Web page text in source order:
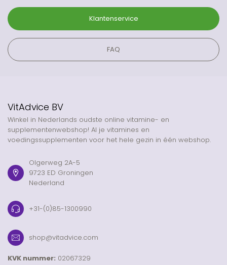
Klantenservice
FAQ
VitAdvice BV
Winkel in Nederlands oudste online vitamine- en
supplementenwebshop! Al je vitamines en
voedingssupplementen voor het hele gezin in één webshop.
Olgerweg 2A-5
9723 ED Groningen
Nederland
+31-(0)85-1300990
shop@vitadvice.com
KVK nummer: 02067329